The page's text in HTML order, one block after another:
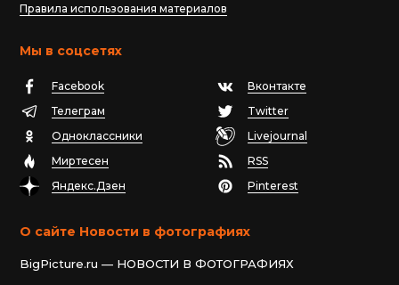
Правила использования материалов
Мы в соцсетях
Facebook
Вконтакте
Телеграм
Twitter
Одноклассники
Livejournal
Миртесен
RSS
Яндекс.Дзен
Pinterest
О сайте Новости в фотографиях
BigPicture.ru — НОВОСТИ В ФОТОГРАФИЯХ